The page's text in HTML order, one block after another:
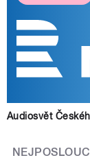
Audiosvět